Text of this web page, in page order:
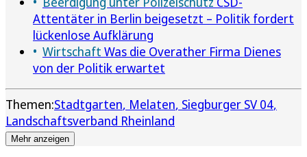
Attentäter in Berlin beigesetzt – Politik fordert
lückenlose Aufklärung
Wirtschaft Was die Overather Firma Dienes
von der Politik erwartet
Themen:Stadtgarten Melaten Siegburger SV 04
Landschaftsverband Rheinland
Mehr anzeigen